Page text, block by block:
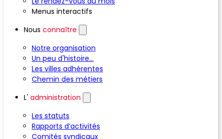
Menus interactifs
Nous connaître
Notre organisation
Un peu d'histoire...
Les villes adhérentes
Chemin des métiers
L' administration
Les statuts
Rapports d’activités
Comités syndicaux